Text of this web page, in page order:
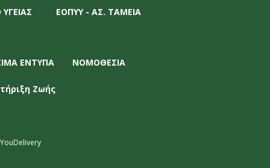
ΕΟΠΥΥ - ΑΣ. ΤΑΜΕΙΑ
ΕΝΤΥΠΑ ΝΟΜΟΘΕΣΙΑ
Ζωής
YouDelivery